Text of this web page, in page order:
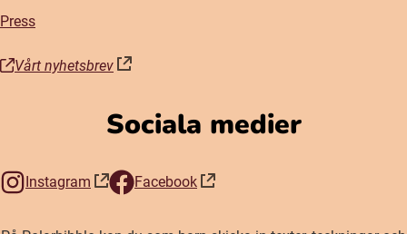
Press
Vårt nyhetsbrev
(öppnas i nytt fönster)
Sociala medier
Instagram
(öppnas i nytt fönster)
Facebook
(öppnas i nytt fönster)